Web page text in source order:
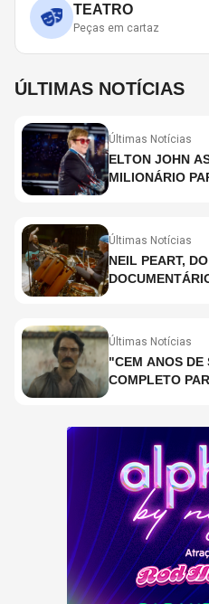
TEATRO
Peças em cartaz
ÚLTIMAS NOTÍCIAS
Últimas Notícias
ELTON JOHN
MILIONÁRIO
Últimas Notícias
NEIL PEART,
Últimas Notícias
"CEM ANOS
COMPLETO